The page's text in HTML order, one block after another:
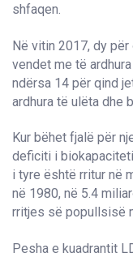
shfaqen.
Në vitin 2017, dy
vendet me të
ndërsa 14 për qind
ardhura të ulëta dhe
Kur bëhet fjalë për
deficiti i
i tyre është rritur në
në 1980, në 5.4
rritjes së popullsisë
Pesha e kuadrantit